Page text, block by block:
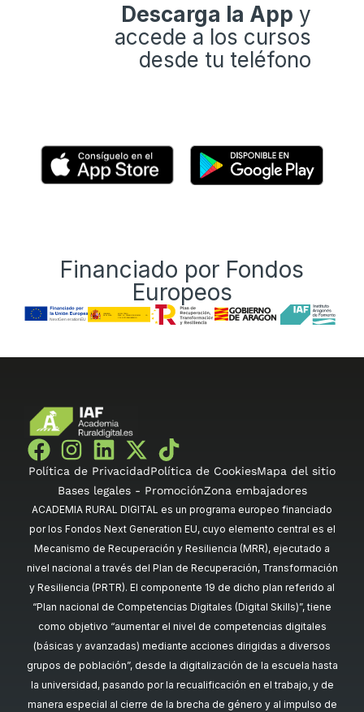
Descarga la App y
accede a los cursos
desde tu teléfono
Financiado por Fondos
Europeos
Política de PrivacidadPolítica de CookiesMapa del sitio
Bases legales - PromociónZona embajadores
ACADEMIA RURAL DIGITAL es un programa europeo financiado
por los Fondos Next Generation EU, cuyo elemento central es el
Mecanismo de Recuperación y Resiliencia (MRR), ejecutado a
nivel nacional a través del Plan de Recuperación, Transformación
y Resiliencia (PRTR). El componente 19 de dicho plan referido al
“Plan nacional de Competencias Digitales (Digital Skills)”, tiene
como objetivo “aumentar el nivel de competencias digitales
(básicas y avanzadas) mediante acciones dirigidas a diversos
grupos de población”, desde la digitalización de la escuela hasta
la universidad, pasando por la recualificación en el trabajo, y de
manera especial al cierre de la brecha de género y al impulso de